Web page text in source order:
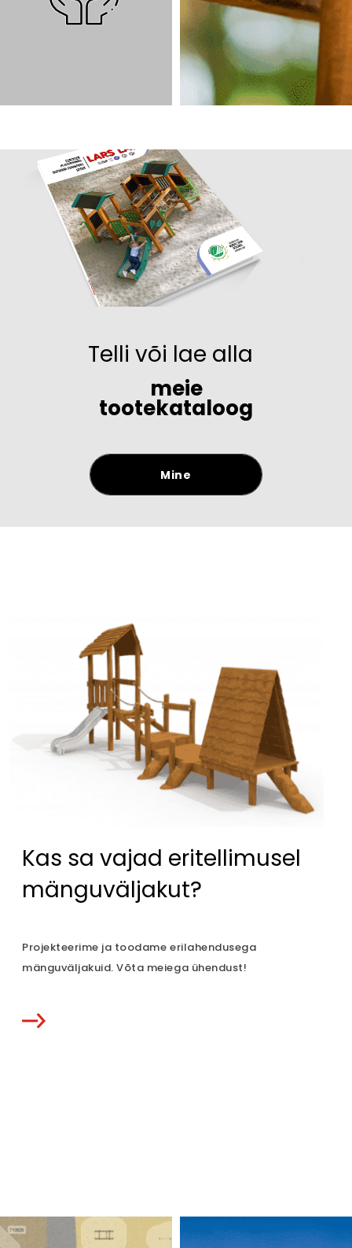
Telli või lae alla
meie
tootekataloog
Mine
Kas sa vajad eritellimusel
mänguväljakut?
Projekteerime ja toodame erilahendusega
mänguväljakuid. Võta meiega ühendust!